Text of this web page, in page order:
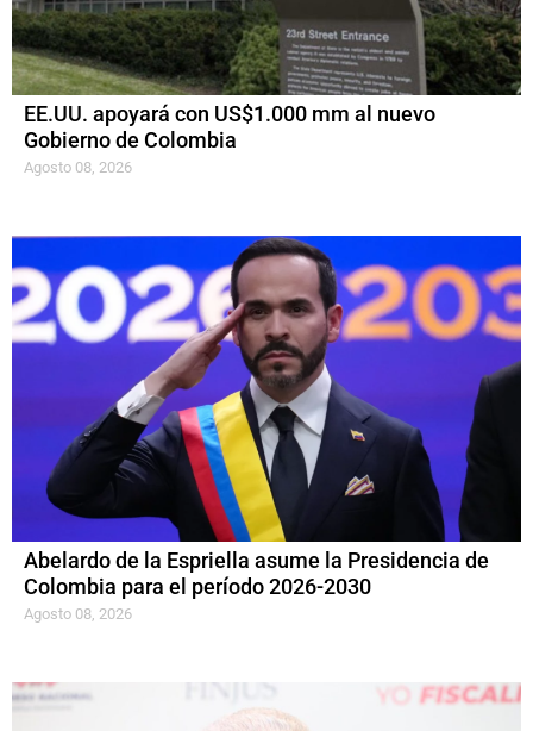
EE.UU. apoyará con US$1.000 mm al nuevo
Gobierno de Colombia
Agosto 08, 2026
Abelardo de la Espriella asume la Presidencia de
Colombia para el período 2026-2030
Agosto 08, 2026